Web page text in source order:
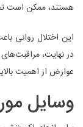
هستند، ممکن است
این اختلال روانی
در نهایت،
عوارض از اهمیت
وسایل